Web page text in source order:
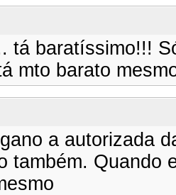
tá baratíssimo!!!
mto barato
a autorizada
também. Quando